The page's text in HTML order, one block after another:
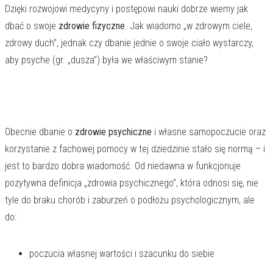
Dzięki rozwojowi medycyny i postępowi nauki dobrze wiemy jak
dbać o swoje zdrowie fizyczne. Jak wiadomo „w zdrowym ciele,
zdrowy duch”, jednak czy dbanie jednie o swoje ciało wystarczy,
aby psyche (gr. „dusza”) była we właściwym stanie?
Obecnie dbanie o zdrowie psychiczne i własne samopoczucie oraz
korzystanie z fachowej pomocy w tej dziedzinie stało się normą – i
jest to bardzo dobra wiadomość. Od niedawna w funkcjonuje
pozytywna definicja „zdrowia psychicznego”, która odnosi się, nie
tyle do braku chorób i zaburzeń o podłożu psychologicznym, ale
do:
poczucia własnej wartości i szacunku do siebie